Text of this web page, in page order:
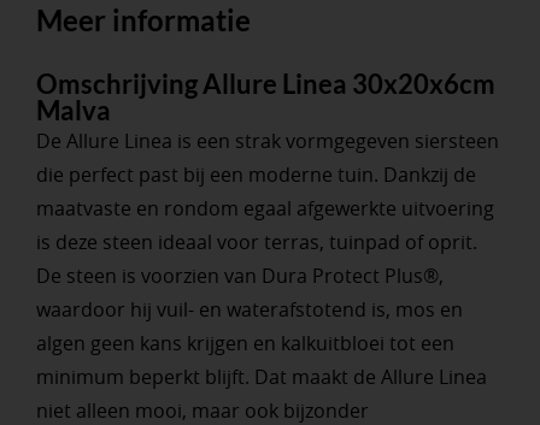
Meer informatie
Omschrijving Allure Linea 30x20x6cm
Malva
De Allure Linea is een strak vormgegeven siersteen
die perfect past bij een moderne tuin. Dankzij de
maatvaste en rondom egaal afgewerkte uitvoering
is deze steen ideaal voor terras, tuinpad of oprit.
De steen is voorzien van Dura Protect Plus®,
waardoor hij vuil- en waterafstotend is, mos en
algen geen kans krijgen en kalkuitbloei tot een
minimum beperkt blijft. Dat maakt de Allure Linea
niet alleen mooi, maar ook bijzonder